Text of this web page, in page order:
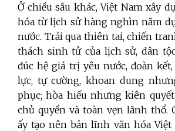
Ở chiều sâu khác, Việt Nam xây
hóa từ lịch sử hàng nghìn năm
nước. Trải qua thiên tai, chiến
thách sinh tử của lịch sử, dân
đúc hệ giá trị yêu nước, đoàn
lực, tự cường, khoan dung
phục; hòa hiếu nhưng kiên quyết
chủ quyền và toàn vẹn lãnh thổ.
ấy tạo nên bản lĩnh văn hóa Việt